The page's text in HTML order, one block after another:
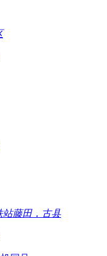
站藤田，古县